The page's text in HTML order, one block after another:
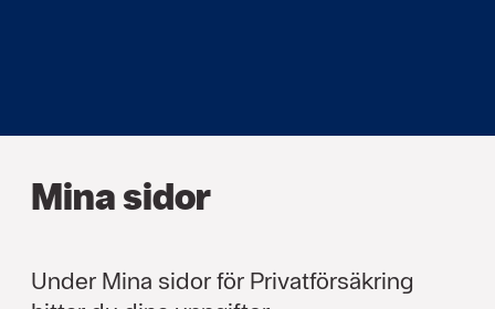
Mina sidor
Under Mina sidor för Privatförsäkring